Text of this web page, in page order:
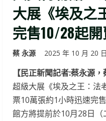
大展《埃及之
完售10/28起
蔡 永源 2025 年 10 月 20 日
【民正新聞記者:蔡永源，
超級大展《埃及之王：法
票10萬張約1小時迅速完
館方將提前於10月28日